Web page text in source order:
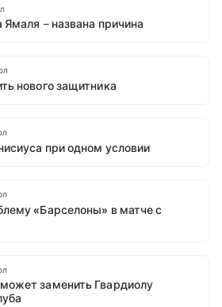
Ямаля – названа причина
нового защитника
при одном условии
«Барселоны» в матче с
заменить Гвардиолу